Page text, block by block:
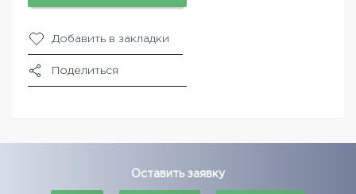
Добавить в закладки
Поделиться
Оставить заявку